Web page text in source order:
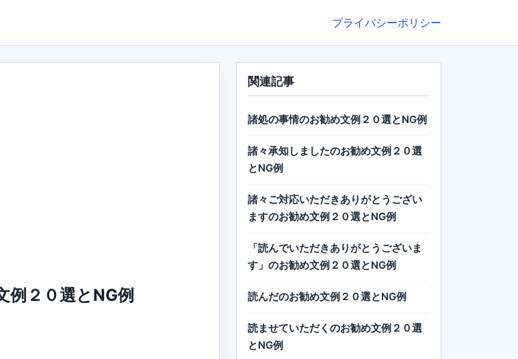
プライバシーポリシー
例２０選とNG例
関連記事
諸処の事情のお勧め文例２０選とNG例
諸々承知しましたのお勧め文例２０選
とNG例
諸々ご対応いただきありがとうござい
ますのお勧め文例２０選とNG例
「読んでいただきありがとうございま
す」のお勧め文例２０選とNG例
読んだのお勧め文例２０選とNG例
読ませていただくのお勧め文例２０選
とNG例